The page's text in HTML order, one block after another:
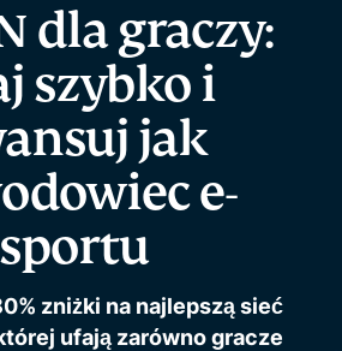
dla graczy:
szybko i
jak
e-
sportu
zniżki na najlepszą sieć
ufają zarówno gracze